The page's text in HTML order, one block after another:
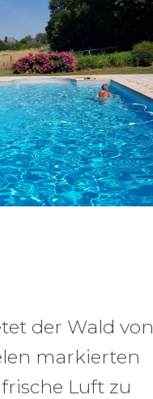
der Wald von
markierten
Luft zu